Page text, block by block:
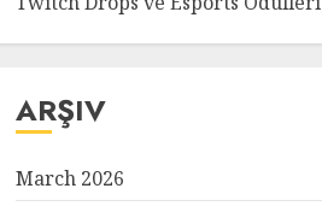
ARŞIV
March 2026